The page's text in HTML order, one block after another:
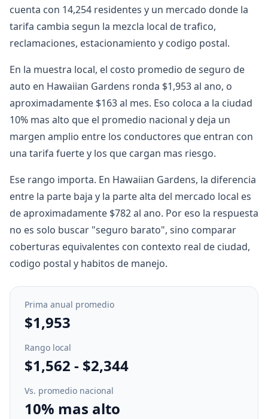
cuenta con 14,254 residentes y un mercado donde la
tarifa cambia segun la mezcla local de trafico,
reclamaciones, estacionamiento y codigo postal.
En la muestra local, el costo promedio de seguro de
auto en Hawaiian Gardens ronda $1,953 al ano, o
aproximadamente $163 al mes. Eso coloca a la ciudad
10% mas alto que el promedio nacional y deja un
margen amplio entre los conductores que entran con
una tarifa fuerte y los que cargan mas riesgo.
Ese rango importa. En Hawaiian Gardens, la diferencia
entre la parte baja y la parte alta del mercado local es
de aproximadamente $782 al ano. Por eso la respuesta
no es solo buscar "seguro barato", sino comparar
coberturas equivalentes con contexto real de ciudad,
codigo postal y habitos de manejo.
Prima anual promedio
$1,953
Rango local
$1,562 - $2,344
Vs. promedio nacional
10% mas alto